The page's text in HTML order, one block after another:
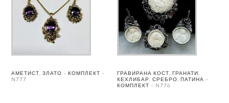
АМЕТИСТ, ЗЛАТО – КОМПЛЕКТ –
N777
ГРАВИРАНА КОСТ, ГРАНАТИ,
КЕХЛИБАР, СРЕБРО, ПАТИНА –
КОМПЛЕКТ – N776